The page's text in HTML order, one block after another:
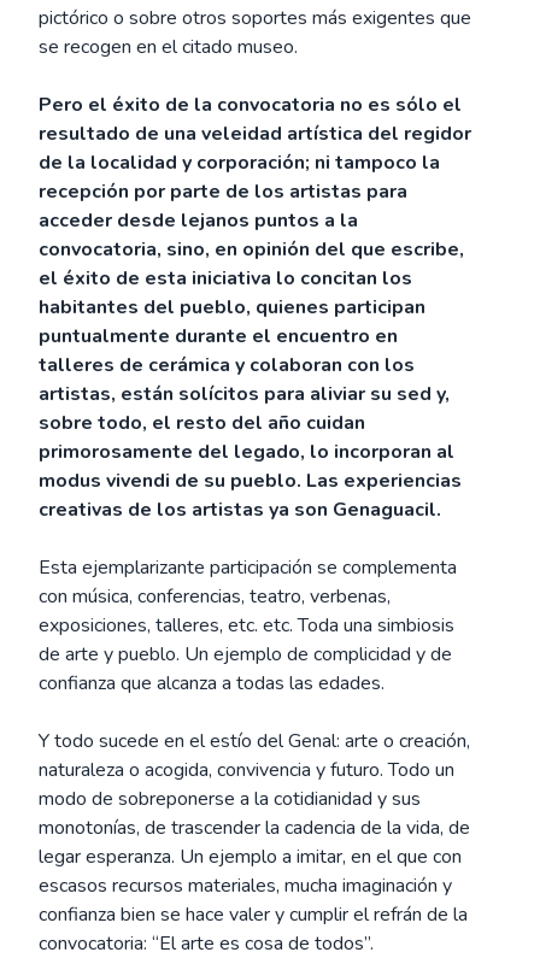
pictórico o sobre otros soportes más exigentes que
se recogen en el citado museo.
Pero el éxito de la convocatoria no es sólo el
resultado de una veleidad artística del regidor
de la localidad y corporación; ni tampoco la
recepción por parte de los artistas para
acceder desde lejanos puntos a la
convocatoria, sino, en opinión del que escribe,
el éxito de esta iniciativa lo concitan los
habitantes del pueblo, quienes participan
puntualmente durante el encuentro en
talleres de cerámica y colaboran con los
artistas, están solícitos para aliviar su sed y,
sobre todo, el resto del año cuidan
primorosamente del legado, lo incorporan al
modus vivendi de su pueblo. Las experiencias
creativas de los artistas ya son Genaguacil.
Esta ejemplarizante participación se complementa
con música, conferencias, teatro, verbenas,
exposiciones, talleres, etc. etc. Toda una simbiosis
de arte y pueblo. Un ejemplo de complicidad y de
confianza que alcanza a todas las edades.
Y todo sucede en el estío del Genal: arte o creación,
naturaleza o acogida, convivencia y futuro. Todo un
modo de sobreponerse a la cotidianidad y sus
monotonías, de trascender la cadencia de la vida, de
legar esperanza. Un ejemplo a imitar, en el que con
escasos recursos materiales, mucha imaginación y
confianza bien se hace valer y cumplir el refrán de la
convocatoria: “El arte es cosa de todos”.